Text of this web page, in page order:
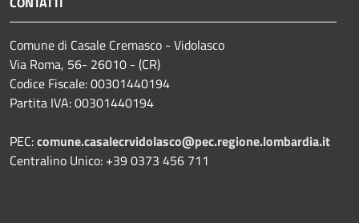
Comune di Casale Cremasco - Vidolasco
Via Roma, 56- 26010 - (CR)
Codice Fiscale: 00301440194
Partita IVA: 00301440194
PEC:comune.casalecrvidolasco@pec.regione.lombardia.it
Centralino Unico: +39 0373 456 711